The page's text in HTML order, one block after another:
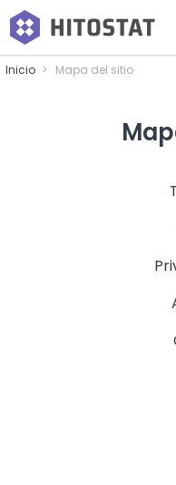
Inicio Mapa del sitio